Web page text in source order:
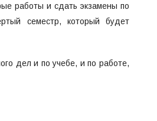
работы и сдать экзамены по
семестр, который будет
дел и по учебе, и по работе,